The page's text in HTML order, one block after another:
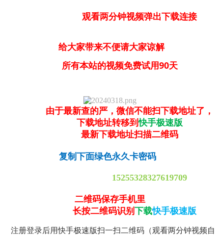
观看两分钟视频弹出下载连接
给大家带来不便请大家谅解
所有本站的视频免费试用90天
由于最新查的严，微信不能扫下载地址了，
下载地址转移到快手极速版
最新下载地址扫描二维码
复制下面绿色永久卡密码
15255328327619709
二维码保存手机里
长按二维码识别 下载快手极速版
注册登录后用快手极速版扫一扫二维码（观看两分钟视频自